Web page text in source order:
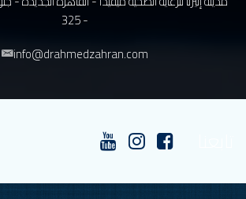
info@drahmedzahran.com